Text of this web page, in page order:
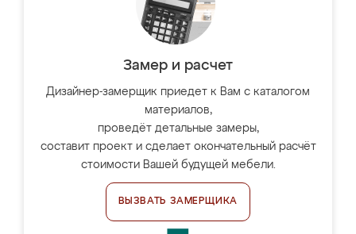
Замер и расчет
Дизайнер-замерщик приедет к Вам с каталогом
материалов,
проведёт детальные замеры,
составит проект и сделает окончательный расчёт
стоимости Вашей будущей мебели.
ВЫЗВАТЬ ЗАМЕРЩИКА